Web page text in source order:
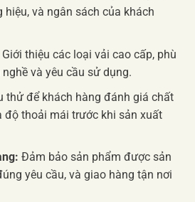
hiệu, và ngân sách của khách
Giới thiệu các loại vải cao cấp, phù
và yêu cầu sử dụng.
thử để khách hàng đánh giá chất
độ thoải mái trước khi sản xuất
Đảm bảo sản phẩm được sản
yêu cầu, và giao hàng tận nơi